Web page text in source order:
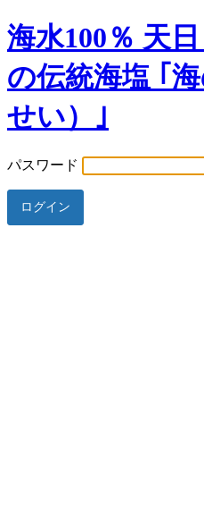
海水100％ 天
の伝統海塩 ｢
せい）｣
パスワード